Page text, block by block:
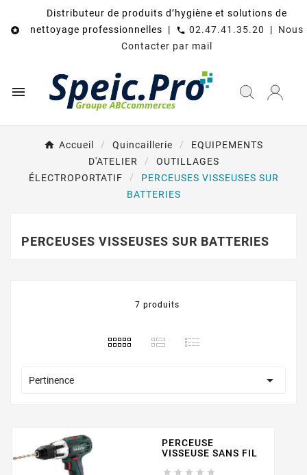

Distributeur de produits d’hygiène et solutions de
nettoyage professionnelles |
call 02.47.41.35.20 | Nous
Contacter par mail

Accueil Quincaillerie
EQUIPEMENTS
D'ATELIER
OUTILLAGES
ÉLECTROPORTATIF
PERCEUSES VISSEUSES SUR
BATTERIES
PERCEUSES VISSEUSES SUR BATTERIES
7 produits
Pertinence 
PERCEUSE
VISSEUSE SANS FIL
    